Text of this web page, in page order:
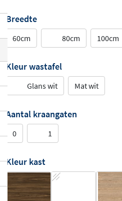
Breedte
60cm 80cm 100cm
Kleur wastafel
Glans wit Mat wit
Aantal kraangaten
0 1
Kleur kast